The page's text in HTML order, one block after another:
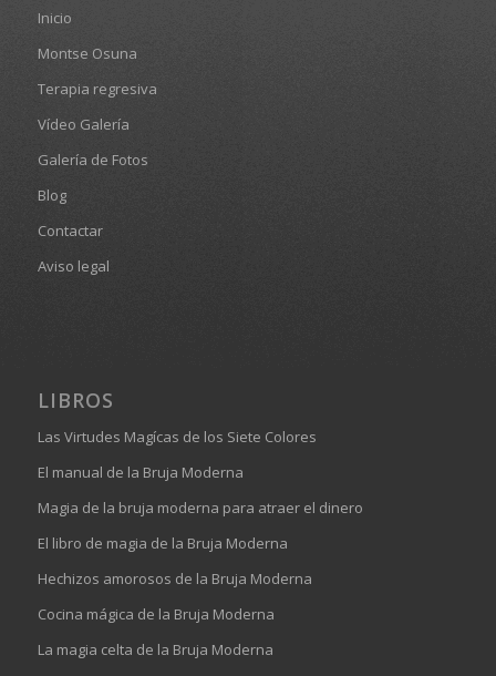
Inicio
Montse Osuna
Terapia regresiva
Vídeo Galería
Galería de Fotos
Blog
Contactar
Aviso legal
LIBROS
Las Virtudes Magícas de los Siete Colores
El manual de la Bruja Moderna
Magia de la bruja moderna para atraer el dinero
El libro de magia de la Bruja Moderna
Hechizos amorosos de la Bruja Moderna
Cocina mágica de la Bruja Moderna
La magia celta de la Bruja Moderna